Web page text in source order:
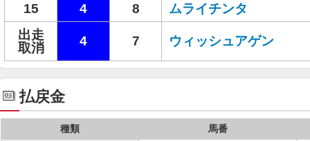
15
4 8 ムライチンタ
出走
取消
4 7 ウィッシュアゲン
払戻金
種類 馬番